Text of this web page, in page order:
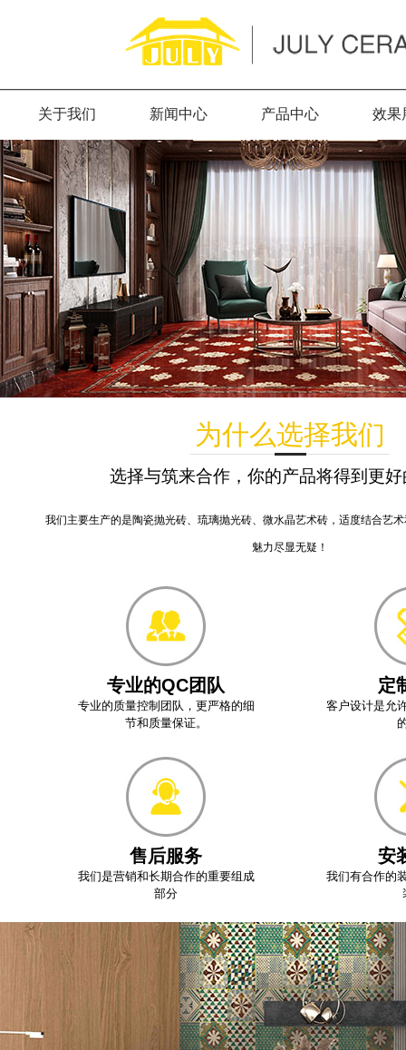
关于我们 新闻中心 产品中心 效果
为什么选择我们
选择与筑来合作，你的产品将得到更
我们主要生产的是陶瓷抛光砖、琉璃抛光砖、微水晶艺术砖，适度结合艺
魅力尽显无疑！
专业的QC团队
专业的质量控制团队，更严格的细
节和质量保证。
定
客户设计是允
售后服务
我们是营销和长期合作的重要组成
部分
安
我们有合作的